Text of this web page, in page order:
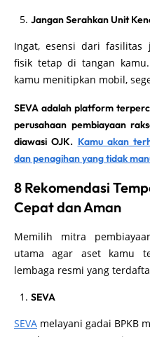
Jangan Serahkan Unit
Ingat, esensi dari fasilitas
fisik tetap di tangan
kamu menitipkan mobil,
SEVA adalah platform
perusahaan pembiayaan
diawasi OJK. Kamu akan
dan penagihan yang tidak
8 Rekomendasi
Cepat dan Aman
Memilih mitra
utama agar aset kamu
lembaga resmi yang
SEVA
SEVA melayani gadai BPKB